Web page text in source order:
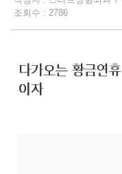
조회수 : 2786